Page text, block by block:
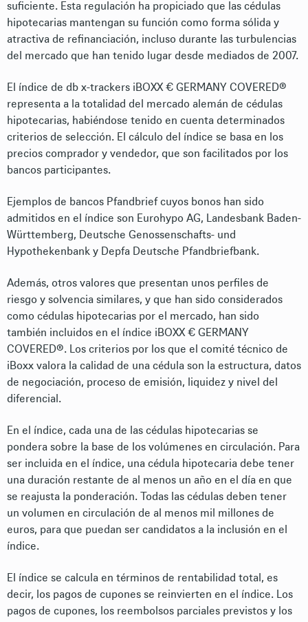
suficiente. Esta regulación ha propiciado que las cédulas
hipotecarias mantengan su función como forma sólida y
atractiva de refinanciación, incluso durante las turbulencias
del mercado que han tenido lugar desde mediados de 2007.
El índice de db x-trackers iBOXX € GERMANY COVERED®
representa a la totalidad del mercado alemán de cédulas
hipotecarias, habiéndose tenido en cuenta determinados
criterios de selección. El cálculo del índice se basa en los
precios comprador y vendedor, que son facilitados por los
bancos participantes.
Ejemplos de bancos Pfandbrief cuyos bonos han sido
admitidos en el índice son Eurohypo AG, Landesbank Baden-
Württemberg, Deutsche Genossenschafts- und
Hypothekenbank y Depfa Deutsche Pfandbriefbank.
Además, otros valores que presentan unos perfiles de
riesgo y solvencia similares, y que han sido considerados
como cédulas hipotecarias por el mercado, han sido
también incluidos en el índice iBOXX € GERMANY
COVERED®. Los criterios por los que el comité técnico de
iBoxx valora la calidad de una cédula son la estructura, datos
de negociación, proceso de emisión, liquidez y nivel del
diferencial.
En el índice, cada una de las cédulas hipotecarias se
pondera sobre la base de los volúmenes en circulación. Para
ser incluida en el índice, una cédula hipotecaria debe tener
una duración restante de al menos un año en el día en que
se reajusta la ponderación. Todas las cédulas deben tener
un volumen en circulación de al menos mil millones de
euros, para que puedan ser candidatos a la inclusión en el
índice.
El índice se calcula en términos de rentabilidad total, es
decir, los pagos de cupones se reinvierten en el índice. Los
pagos de cupones, los reembolsos parciales previstos y los